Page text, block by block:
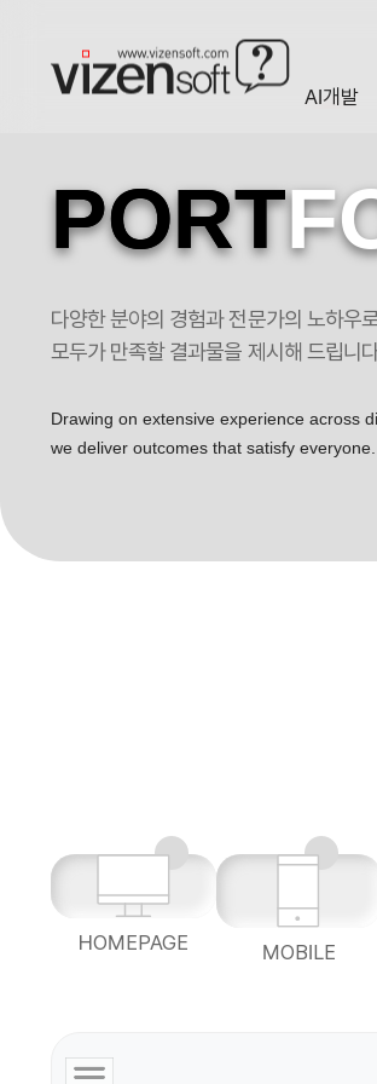
AI개발
충청북도지역장애인보건의료센터 포트폴리오
PORT
다양한 분야의 경험과 전문가의 노하우
모두가 만족할 결과물을 제시해 드립니
Drawing on extensive experience across
we deliver outcomes that satisfy everyone.
HOMEPAGE MOBILE